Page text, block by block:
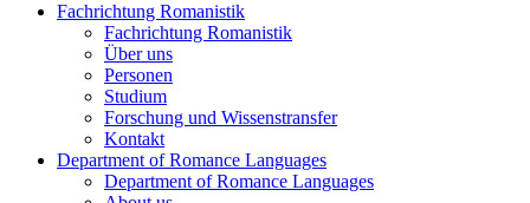
Fachrichtung Romanistik
Fachrichtung Romanistik
Über uns
Personen
Studium
Forschung und Wissenstransfer
Kontakt
Department of Romance Languages
Department of Romance Languages